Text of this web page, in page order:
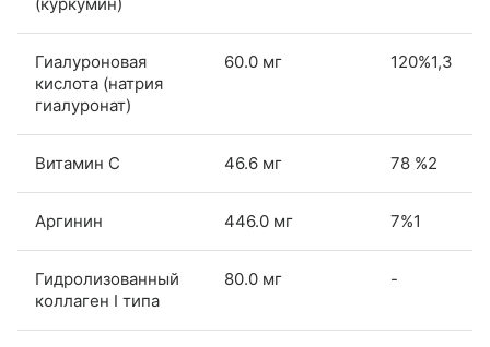
Гиалуроновая
кислота (натрия
гиалуронат)
60.0 мг 120%1,3
Витамин С 46.6 мг 78 %2
Аргинин 446.0 мг 7%1
Гидролизованный
коллаген I типа
80.0 мг -